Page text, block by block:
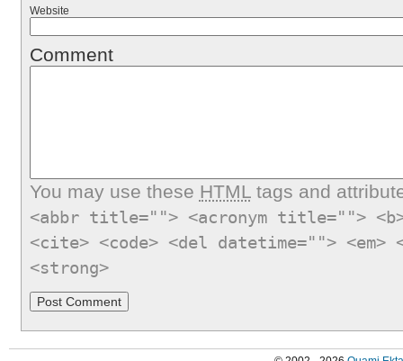
Website
Comment
You may use these HTMLtags and
<abbr title=""> <acronym title="">
<cite> <code> <del datetime="">
<strong>